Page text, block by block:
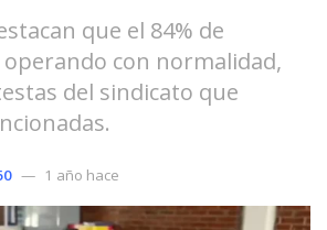
que el 84% de
operando con normalidad,
del sindicato que
1 año hace